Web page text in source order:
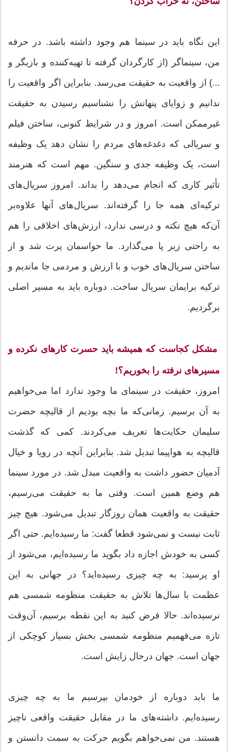
این نگاه باید در سینما هم وجود داشته باشد. در حرفه
من، سینماگر (از کارگردان گرفته تا تهیه‌کننده و بازیگر و
...) از واقعیت به حقیقت می‌رسد. بنابراین اگر واقعیت را
ندانیم و زوایای پنهانش را نشناسیم رسیدن به حقیقت
غیرممکن است. امروز و در شرایط کنونی، ساختن فیلم
و سریالی که دغدغه‌های مردم را نشان دهد یک وظیفه
است، یک وظیفه جدی و سنگین. مهم است که هنرمند
تأثیر کاری که انجام می‌دهد را بداند. امروز سریال‌های
ترکیه‌ای همه جا را گرفته‌اند. سریال‌های آنها علاوه‌بر
آن‌که هیچ نکته و درسی ندارد، ارزش‌های اخلاقی را هم
به راحتی زیر پا می‌گذارد. ما حواسمان پرت شد و از
ساختن سریال‌های خوب و با ارزش و مردمی جا ماندیم و
ترکیه برایمان سریال ساخت. دوباره باید به مسیر اصلی
برگردیم.
مشکل کجاست که همیشه باید حسرت کارهای نکرده و
مسیرهای نرفته را بخوریم؟!
امروز، حقیقت در سینمای ما وجود ندارد اما می‌خواهیم
به آن برسیم. زمانی‌که ما بچه بودیم از قالیچه حضرت
سلیمان حکایت‌ها تعریف می‌کردند. کمی که گذشت
قالیچه به هواپیما تبدیل شد. بنابراین آنچه در رویا و خیال
آدمیان حضور داشت به واقعیت مبدل شد. در مورد سینما
هم وضع همین است. وقتی ما به حقیقت می‌رسیم،
حقیقت به واقعیت همان روزگار تبدیل می‌شود. هیچ چیز
ثابت نیست و نمی‌شود قطعا گفت: ما رسیده‌ایم. حتی اگر
کسی به خودش اجازه داد بگوید ما رسیده‌ایم، می‌شود از
او پرسید: به چه چیزی رسیده‌اید؟ در جهانی به این
عظمت با سال‌ها تلاش به حقیقت منظومه شمسی هم
نرسیده‌اند. حالا فرض کنید به این نقطه برسیم، آن‌وقت
تازه می‌فهمیم منظومه شمسی بخش بسیار کوچکی از
جهان است. جهان درحال زایش است.
ما باید دوباره از خودمان بپرسیم ما به چه چیزی
رسیده‌ایم. داشته‌های ما در مقابل حقیقت واقعی ناچیز
هستند. من نمی‌خواهم بگویم حرکت به سمت دانستن و